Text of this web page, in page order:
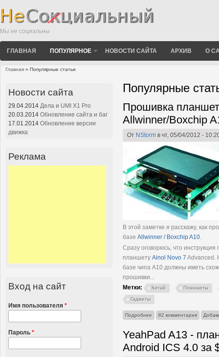
Мы не социальны
ГЛАВНАЯ ПОПУЛЯРНОЕ НОВОСТИ САЙТА АРХИВ О
Главная » Популярные статьи
Популярные
Прошивка
Allwinner/Boxchip
От NStorm в чт, 05/04/2012 -
В этой заметке я расскажу, как
базе Allwinner / Boxchip A10
Сразу оговорюсь, что инструкция
планшету Ainol Novo 7 Advanced.
базе чипа A10 должны иметь
прошивки...
Метки:
Китай Планшеты
Гаджеты
Подробнее о Прошивка планшета на
82 комментария
YeahPad A13 -
Android ICS 4.0 за
Страницы
Новости сайта
29.04.2014 Дела и UMI X1 Pro
20.03.2014 Обновление сайта и баг
17.01.2014 Обновление версии
движка
Реклама
Вход на сайт
Имя пользователя *
Пароль *